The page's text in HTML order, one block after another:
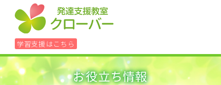
学習支援はこちら
ホーム お役立ち情報